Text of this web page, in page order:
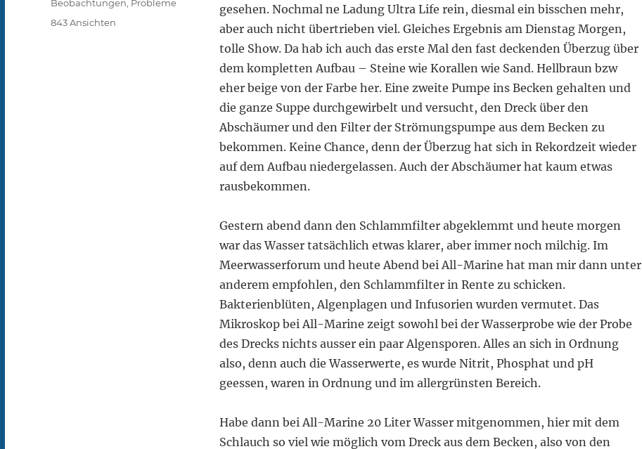
gesehen. Nochmal ne Ladung Ultra Life rein, diesmal ein bisschen mehr,
aber auch nicht übertrieben viel. Gleiches Ergebnis am Dienstag Morgen,
tolle Show. Da hab ich auch das erste Mal den fast deckenden Überzug über
dem kompletten Aufbau – Steine wie Korallen wie Sand. Hellbraun bzw
eher beige von der Farbe her. Eine zweite Pumpe ins Becken gehalten und
die ganze Suppe durchgewirbelt und versucht, den Dreck über den
Abschäumer und den Filter der Strömungspumpe aus dem Becken zu
bekommen. Keine Chance, denn der Überzug hat sich in Rekordzeit wieder
auf dem Aufbau niedergelassen. Auch der Abschäumer hat kaum etwas
rausbekommen.
Gestern abend dann den Schlammfilter abgeklemmt und heute morgen
war das Wasser tatsächlich etwas klarer, aber immer noch milchig. Im
Meerwasserforum und heute Abend bei All-Marine hat man mir dann unter
anderem empfohlen, den Schlammfilter in Rente zu schicken.
Bakterienblüten, Algenplagen und Infusorien wurden vermutet. Das
Mikroskop bei All-Marine zeigt sowohl bei der Wasserprobe wie der Probe
des Drecks nichts ausser ein paar Algensporen. Alles an sich in Ordnung
also, denn auch die Wasserwerte, es wurde Nitrit, Phosphat und pH
geessen, waren in Ordnung und im allergrünsten Bereich.
Habe dann bei All-Marine 20 Liter Wasser mitgenommen, hier mit dem
Schlauch so viel wie möglich vom Dreck aus dem Becken, also von den
Beobachtungen Probleme
843 Ansichten